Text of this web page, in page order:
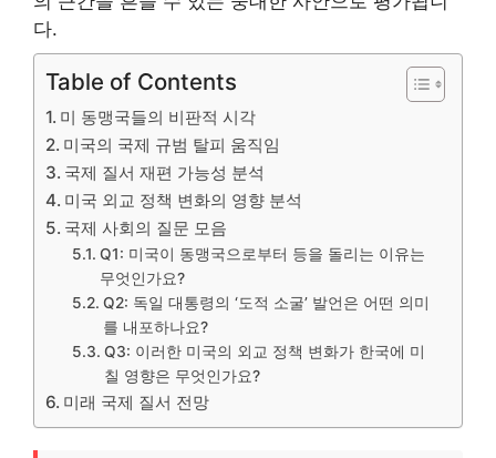
다.
Table of Contents
미 동맹국들의 비판적 시각
미국의 국제 규범 탈피 움직임
국제 질서 재편 가능성 분석
미국 외교 정책 변화의 영향 분석
국제 사회의 질문 모음
Q1: 미국이 동맹국으로부터 등을 돌리는 이유는
무엇인가요?
Q2: 독일 대통령의 ‘도적 소굴’ 발언은 어떤 의미
를 내포하나요?
Q3: 이러한 미국의 외교 정책 변화가 한국에 미
칠 영향은 무엇인가요?
미래 국제 질서 전망